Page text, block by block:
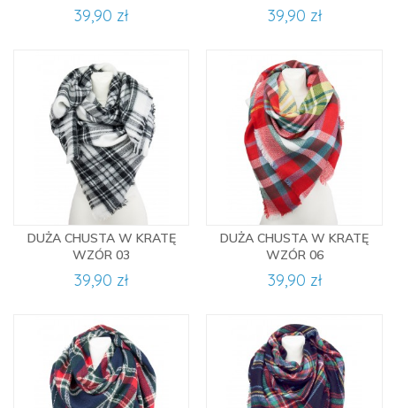
39,90 zł 39,90 zł
DUŻA CHUSTA W KRATĘ
WZÓR 03
39,90 zł
DUŻA CHUSTA W KRATĘ
WZÓR 06
39,90 zł